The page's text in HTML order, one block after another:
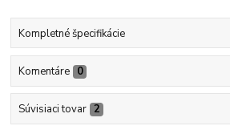
Kompletné špecifikácie
Komentáre 0
Súvisiaci tovar 2